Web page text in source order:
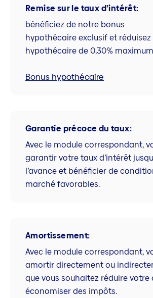
Remise sur le taux d’intérêt:
bénéficiez de notre bonus
hypothécaire exclusif et
hypothécaire de 0,30%
Bonus hypothécaire
Garantie précoce du taux:
Avec le module correspondant,
garantir votre taux d’intérêt
l’avance et bénéficier de
marché favorables.
Amortissement:
Avec le module correspondant,
amortir directement ou
que vous souhaitez réduire votre
économiser des impôts.